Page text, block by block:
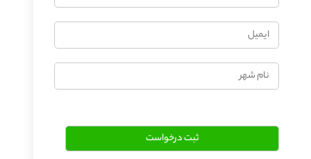
ایمیل
نام
شهر